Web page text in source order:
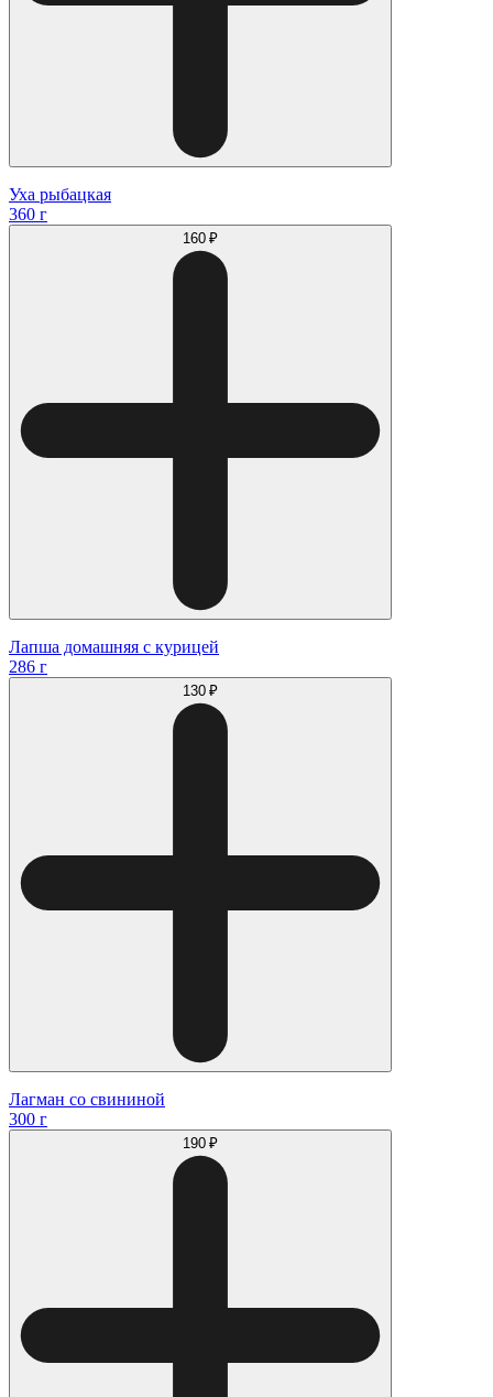
Уха рыбацкая
360 г
160 ₽
Лапша домашняя с курицей
286 г
130 ₽
Лагман со свининой
300 г
190 ₽